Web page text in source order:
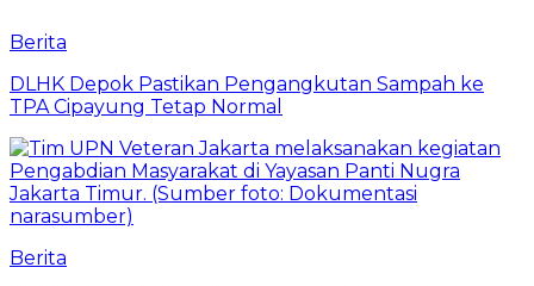
Berita
DLHK Depok Pastikan Pengangkutan Sampah ke
TPA Cipayung Tetap Normal
Berita